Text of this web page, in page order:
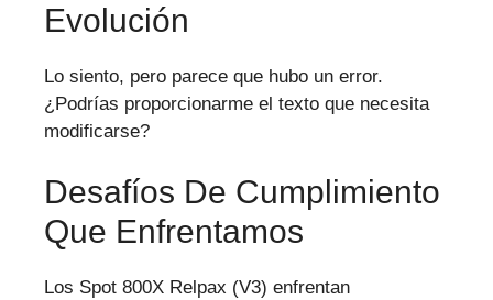
Evolución
Lo siento, pero parece que hubo un error.
¿Podrías proporcionarme el texto que necesita
modificarse?
Desafíos De Cumplimiento
Que Enfrentamos
Los Spot 800X Relpax (V3) enfrentan